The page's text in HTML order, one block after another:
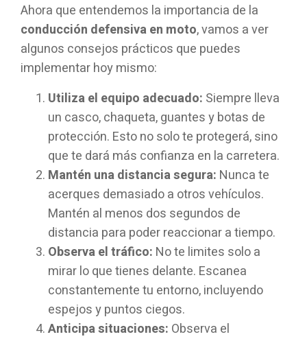
Ahora que entendemos la importancia de la
conducción defensiva en moto, vamos a ver
algunos consejos prácticos que puedes
implementar hoy mismo:
Utiliza el equipo adecuado: Siempre lleva
un casco, chaqueta, guantes y botas de
protección. Esto no solo te protegerá, sino
que te dará más confianza en la carretera.
Mantén una distancia segura: Nunca te
acerques demasiado a otros vehículos.
Mantén al menos dos segundos de
distancia para poder reaccionar a tiempo.
Observa el tráfico: No te limites solo a
mirar lo que tienes delante. Escanea
constantemente tu entorno, incluyendo
espejos y puntos ciegos.
Anticipa situaciones: Observa el